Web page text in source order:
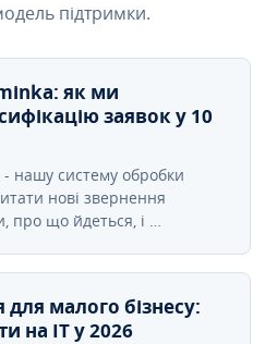
підтримки.
як ми
заявок у 10
нашу систему обробки
нові звернення
про що йдеться, і …
малого бізнесу:
на IT у 2026